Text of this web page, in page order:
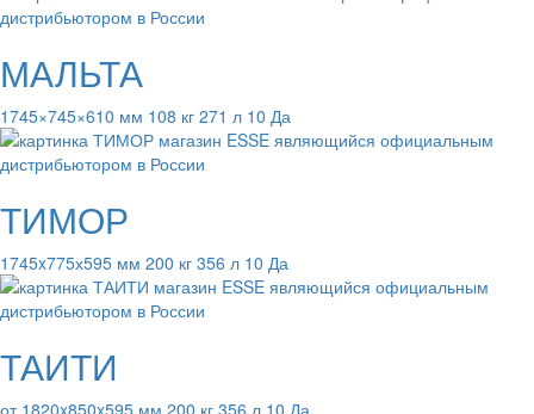
МАЛЬТА
1745×745×610 мм 108 кг 271 л 10 Да
ТИМОР
1745x775х595 мм 200 кг 356 л 10 Да
ТАИТИ
от 1820x850x595 мм 200 кг 356 л 10 Да